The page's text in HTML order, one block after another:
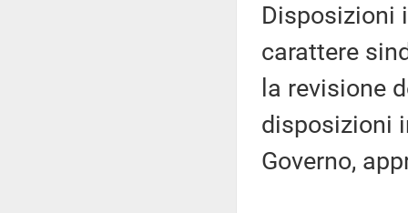
Disposizioni
carattere
la revisione
disposizioni
Governo,